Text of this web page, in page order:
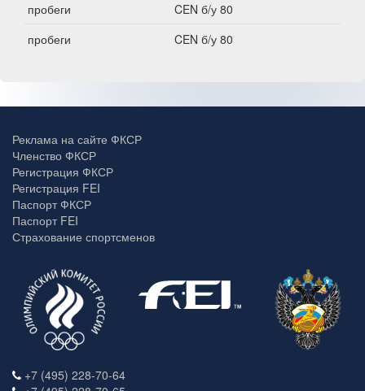
пробеги
CEN б/у 80
пробеги
CEN б/у 80
Реклама на сайте ФКСР
Членство ФКСР
Регистрация ФКСР
Регистрация FEI
Паспорт ФКСР
Паспорт FEI
Страхование спортсменов
+7 (495) 228-70-64